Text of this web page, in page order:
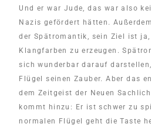
Und er war Jude, das war also
Nazis gefördert hätten.
der Spätromantik, sein Ziel ist
Klangfarben zu erzeugen.
sich wunderbar darauf
Flügel seinen Zauber. Aber das
dem Zeitgeist der Neuen
kommt hinzu: Er ist schwer zu
normalen Flügel geht die Taste